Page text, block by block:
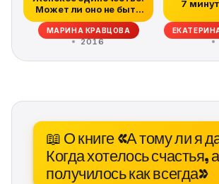
Может ли оно не быть
трагичны...
МАРИНА КРАВЦОВА
2016
7
📖 О книге «А тому ли я
Когда хотелось счастья, а
получилось как всегда»